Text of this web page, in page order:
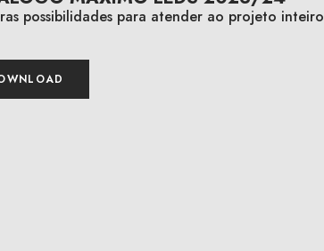
possibilidades para atender ao projeto inteiro